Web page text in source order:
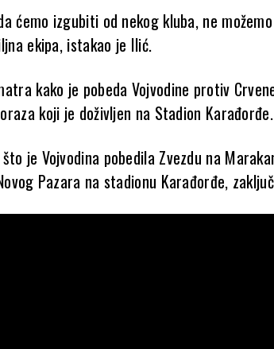
ćemo izgubiti od nekog kluba, ne
ekipa, istakao je Ilić.
kako je pobeda Vojvodine protiv
koji je doživljen na Stadion Karađorđe.
je Vojvodina pobedila Zvezdu na
Pazara na stadionu Karađorđe,